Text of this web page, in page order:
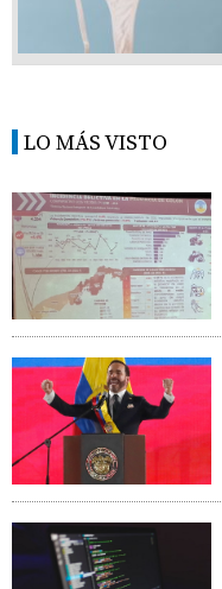
LO MÁS VISTO